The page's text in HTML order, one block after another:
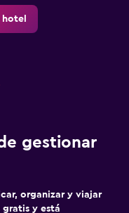
gestionar
organizar y viajar
gratis y está